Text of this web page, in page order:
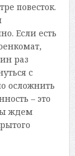
повесток.
Если есть
раз
с
осложнить
– это
ждем